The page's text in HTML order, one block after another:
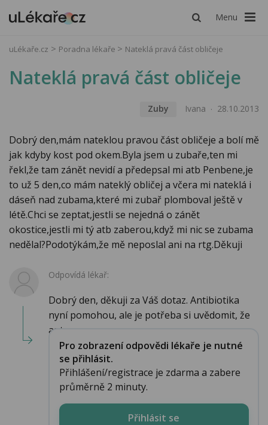
Menu
uLékaře.cz Poradna lékaře Nateklá pravá část obličeje
Nateklá pravá část obličeje
Zuby Ivana 28.10.2013
Dobrý den,mám nateklou pravou část obličeje a bolí mě
jak kdyby kost pod okem.Byla jsem u zubaře,ten mi
řekl,že tam zánět nevidí a předepsal mi atb Penbene,je
to už 5 den,co mám nateklý obličej a včera mi nateklá i
dáseň nad zubama,které mi zubař plomboval ještě v
létě.Chci se zeptat,jestli se nejedná o zánět
okostice,jestli mi tý atb zaberou,když mi nic se zubama
nedělal?Podotýkám,že mě neposlal ani na rtg.Děkuji
Odpovídá lékař:
Dobrý den, děkuji za Váš dotaz. Antibiotika
nyní pomohou, ale je potřeba si uvědomit, že
ant...
Pro zobrazení odpovědi lékaře je nutné
se přihlásit.
Přihlášení/registrace je zdarma a zabere
průměrně 2 minuty.
Přihlásit se